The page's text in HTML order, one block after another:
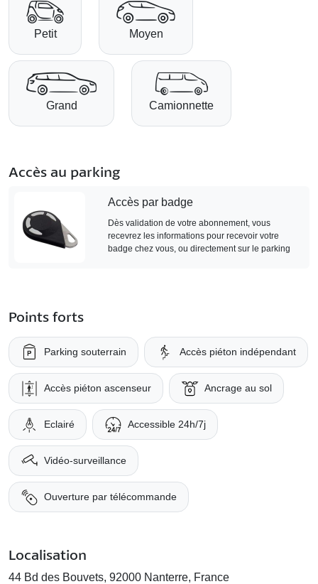
Petit Moyen
Grand Camionnette
Accès au parking
Accès par badge
Dès validation de votre abonnement, vous
recevrez les informations pour recevoir votre
badge chez vous, ou directement sur le parking
Points forts
Parking souterrain Accès piéton indépendant
Accès piéton ascenseur Ancrage au sol
Eclairé Accessible 24h/7j
Vidéo-surveillance
Ouverture par télécommande
Localisation
44 Bd des Bouvets, 92000 Nanterre, France